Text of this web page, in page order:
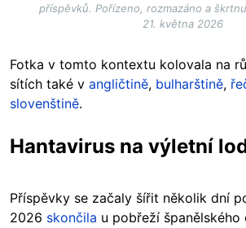
příspěvků. Pořízeno, rozmazáno a
21. května 2026
Fotka v tomto kontextu kolovala na
sítích také v angličtině, bulharštině,
slovenštině.
Hantavirus na výletní
Příspěvky se začaly šířit několik dní
2026 skončila u pobřeží